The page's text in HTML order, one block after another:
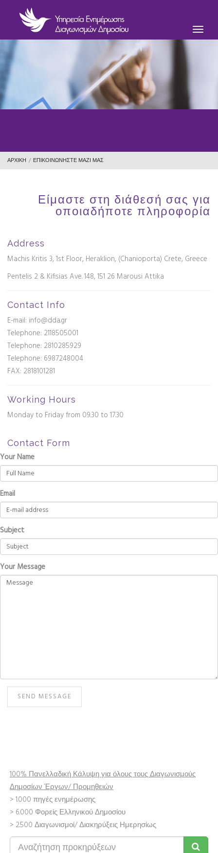
Toggle
ΑΡΧΙΚΗ / ΕΠΙΚΟΙΝΩΝΗΣΤΕ ΜΑΖΙ ΜΑΣ
Είμαστε στη διάθεσή σας για
οποιαδήποτε πληροφορία
Address
Machis Kritis 3, 1st Floor, Heraklion, (Chanioporta) Crete, Greece
Pentelis 2 & Kifisias Ave. 148, 151 26 Marousi Attika
Contact Info
E-mail: info@dda.gr
Telephone: 2118505001
Telephone: 2810285929
Telephone: 6987248004
FAX: 2818101281
Working Hours
Monday to Friday from 09.30 to 17.30
Contact Form
Your Name
Email
Subject
Your Message
SEND MESSAGE
100% Πανελλαδική Κάλυψη για όλους τους Διαγωνισμούς
Δημοσίων Έργων/ Προμηθειών
> 1.000 πηγές ενημέρωσης
> 6.000 Φορείς Ελληνικού Δημοσίου
> 2.500 Διαγωνισμοί/ Διακηρύξεις Ημερησίως